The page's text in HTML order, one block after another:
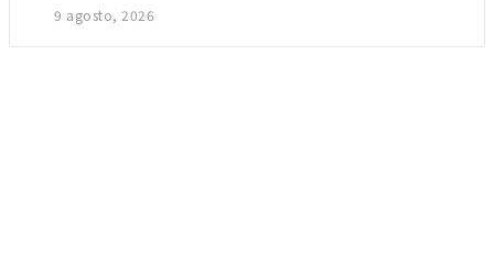
9 agosto, 2026